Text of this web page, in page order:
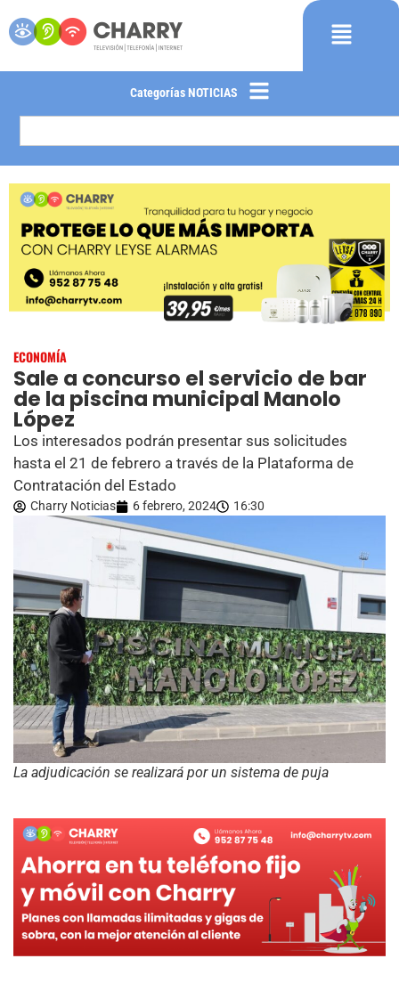
Categorías NOTICIAS
ECONOMÍA
Sale a concurso el servicio de bar
de la piscina municipal Manolo
López
Los interesados podrán presentar sus solicitudes
hasta el 21 de febrero a través de la Plataforma de
Contratación del Estado
Charry Noticias 6 febrero, 2024 16:30
La adjudicación se realizará por un sistema de puja